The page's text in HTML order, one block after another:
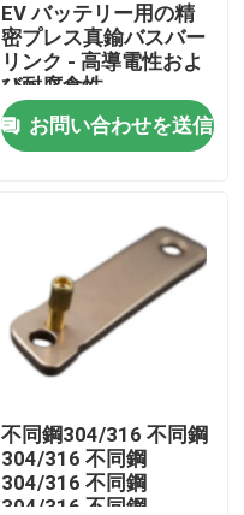
EV バッテリー用の精
密プレス真鍮バスバー
リンク - 高導電性およ
び耐腐食性
お問い合わせを送信
不同鋼304/316 不同鋼
304/316 不同鋼
304/316 不同鋼
304/316 不同鋼